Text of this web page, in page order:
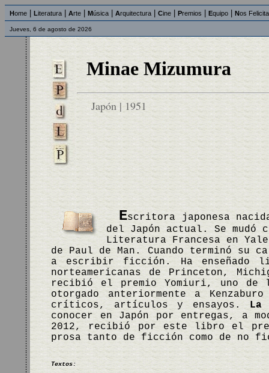
Home Literatura Arte Música Arquitectura Cine Premios Equipo Nos
Jueves, 6 de agosto de 2026
Minae Mizumura
Japón | 1951
Escritora japonesa
del Japón actual. Se mudó
Literatura Francesa en
de Paul de Man. Cuando terminó su
a escribir ficción. Ha enseñado
norteamericanas de Princeton,
recibió el premio Yomiuri, uno de
otorgado anteriormente a
críticos, artículos y ensayos.La
conocer en Japón por entregas, a
2012, recibió por este libro el
prosa tanto de ficción como de no
Textos: